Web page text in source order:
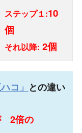
ステップ１:10
個
それ以降: 2個
コ」 との違い
2倍の